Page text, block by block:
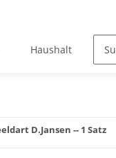
Haushalt
D.Jansen -- 1 Satz